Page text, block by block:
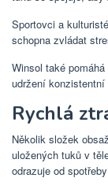
Sportovci a
schopna zvládat
Winsol také
udržení
Rychlá
Několik složek
uložených tuků v
odrazuje od